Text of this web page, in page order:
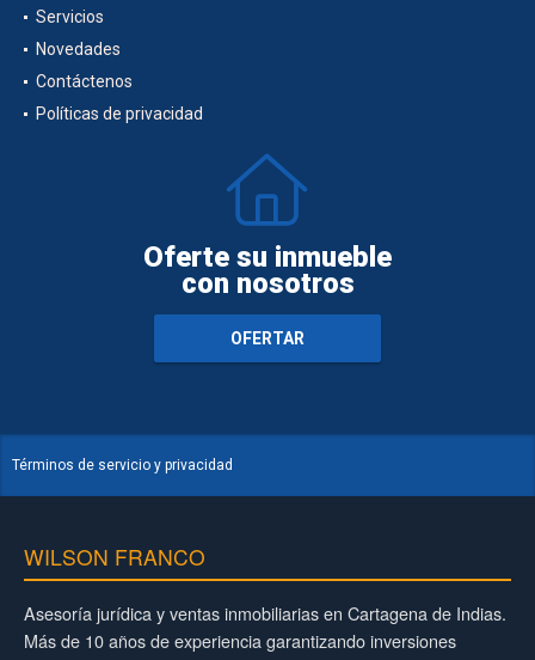
Servicios
Novedades
Contáctenos
Políticas de privacidad
Oferte su inmueble
con nosotros
OFERTAR
Términos de servicio y privacidad
WILSON FRANCO
Asesoría jurídica y ventas inmobiliarias en Cartagena de Indias.
Más de 10 años de experiencia garantizando inversiones